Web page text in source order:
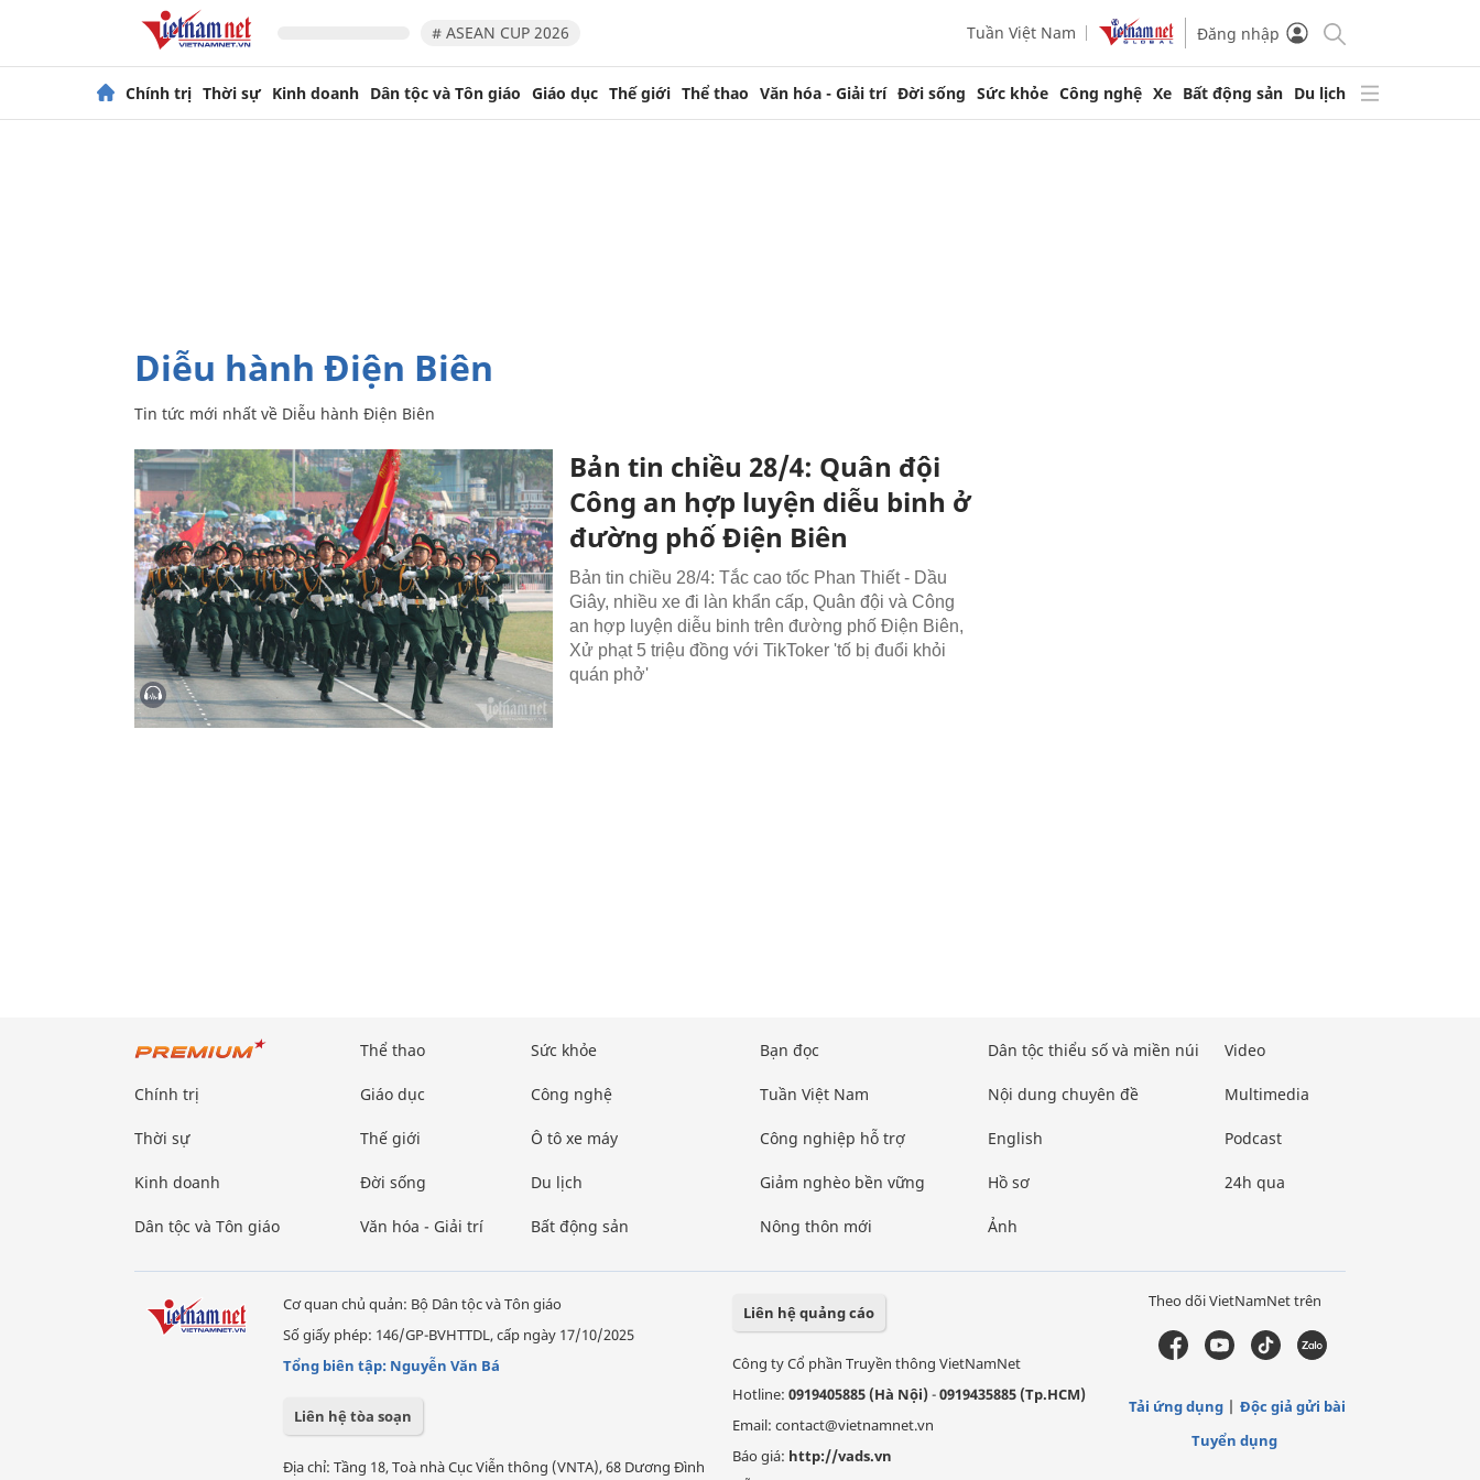
# ASEAN CUP 2026 Tuần Việt Nam Đăng nhập
Chính trị Thời sự Kinh doanh Dân tộc và Tôn giáo Giáo dục Thế giới Thể thao Văn hóa - Giải trí Đời sống Sức khỏe Công nghệ Xe Bất động sản Du lịch
Diễu hành Điện Biên
Tin tức mới nhất về Diễu hành Điện Biên
Bản tin chiều 28/4: Quân đội
Công an hợp luyện diễu binh ở
đường phố Điện Biên
Bản tin chiều 28/4: Tắc cao tốc Phan Thiết - Dầu
Giây, nhiều xe đi làn khẩn cấp, Quân đội và Công
an hợp luyện diễu binh trên đường phố Điện Biên,
Xử phạt 5 triệu đồng với TikToker 'tố bị đuổi khỏi
quán phở'
Chính trị
Thời sự
Kinh doanh
Dân tộc và Tôn giáo
Thể thao
Giáo dục
Thế giới
Đời sống
Văn hóa - Giải trí
Sức khỏe
Công nghệ
Ô tô xe máy
Du lịch
Bất động sản
Bạn đọc
Tuần Việt Nam
Công nghiệp hỗ trợ
Giảm nghèo bền vững
Nông thôn mới
Dân tộc thiểu số và miền núi
Nội dung chuyên đề
English
Hồ sơ
Ảnh
Video
Multimedia
Podcast
24h qua
Cơ quan chủ quản: Bộ Dân tộc và Tôn giáo
Số giấy phép: 146/GP-BVHTTDL, cấp ngày 17/10/2025
Tổng biên tập: Nguyễn Văn Bá
Liên hệ tòa soạn
Địa chỉ: Tầng 18, Toà nhà Cục Viễn thông (VNTA), 68 Dương Đình
Liên hệ quảng cáo
Công ty Cổ phần Truyền thông VietNamNet
Hotline: 0919405885 (Hà Nội)-0919435885 (Tp.HCM)
Email: contact@vietnamnet.vn
Báo giá: http://vads.vn
Theo dõi VietNamNet trên
Tải ứng dụng
Độc giả gửi bài
Tuyển dụng